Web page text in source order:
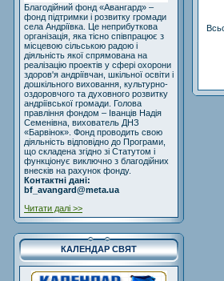
Благодійний фонд «Авангард» –
фонд підтримки і розвитку громади
села Андріївка. Це неприбуткова
організація, яка тісно співпрацює з
місцевою сільською радою і
діяльність якої спрямована на
реалізацію проектів у сфері охорони
здоров'я андріївчан, шкільної освіти і
дошкільного виховання, культурно-
оздоровчого та духовного розвитку
андріївської громади. Голова
правління фондом – Іванців Надія
Семенівна, вихователь ДНЗ
«Барвінок». Фонд проводить свою
діяльність відповідно до Програми,
що складена згідно зі Статутом і
функціонує виключно з благодійних
внесків на рахунок фонду.
Контактні дані:
bf_avangard@meta.ua
Читати далі >>
КАЛЕНДАР СВЯТ